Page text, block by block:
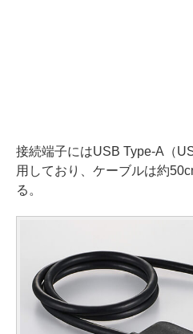
接続端子にはUSB Type-A（
用しており、ケーブルは約
る。